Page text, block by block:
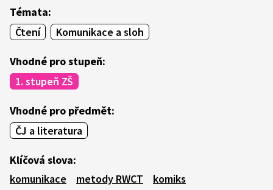
Témata:
Čtení
Komunikace a sloh
Vhodné pro stupeň:
1. stupeň ZŠ
Vhodné pro předmět:
ČJ a literatura
Klíčová slova:
komunikace
metody RWCT
komiks